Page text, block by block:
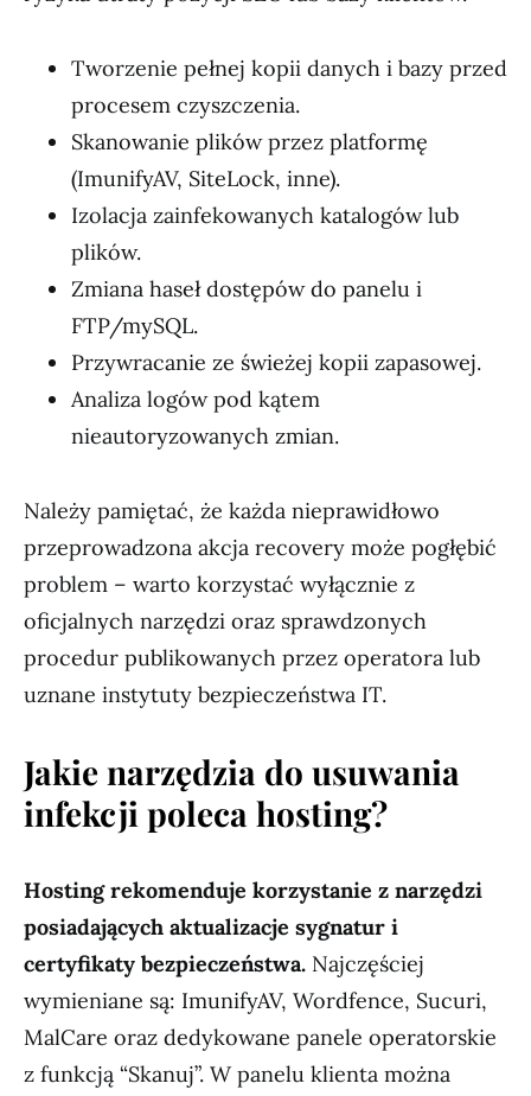
Tworzenie pełnej kopii danych i bazy przed
procesem czyszczenia.
Skanowanie plików przez platformę
(ImunifyAV, SiteLock, inne).
Izolacja zainfekowanych katalogów lub
plików.
Zmiana haseł dostępów do panelu i
FTP/mySQL.
Przywracanie ze świeżej kopii zapasowej.
Analiza logów pod kątem
nieautoryzowanych zmian.
Należy pamiętać, że każda nieprawidłowo
przeprowadzona akcja recovery może pogłębić
problem – warto korzystać wyłącznie z
oficjalnych narzędzi oraz sprawdzonych
procedur publikowanych przez operatora lub
uznane instytuty bezpieczeństwa IT.
Jakie narzędzia do usuwania
infekcji poleca hosting?
Hosting rekomenduje korzystanie z narzędzi
posiadających aktualizacje sygnatur i
certyfikaty bezpieczeństwa. Najczęściej
wymieniane są: ImunifyAV, Wordfence, Sucuri,
MalCare oraz dedykowane panele operatorskie
z funkcją “Skanuj”. W panelu klienta można